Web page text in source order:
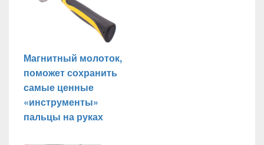
Магнитный молоток,
поможет сохранить
самые ценные
«инструменты»
пальцы на руках